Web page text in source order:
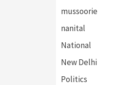
mussoorie
nanital
National
New Delhi
Politics